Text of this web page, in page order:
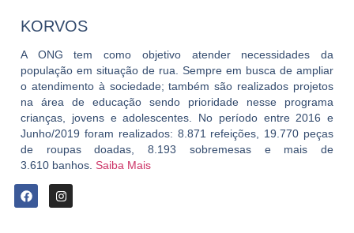
KORVOS
A ONG tem como objetivo atender necessidades da
população em situação de rua. Sempre em busca de ampliar
o atendimento à sociedade; também são realizados projetos
na área de educação sendo prioridade nesse programa
crianças, jovens e adolescentes. No período entre 2016 e
Junho/2019 foram realizados: 8.871 refeições, 19.770 peças
de roupas doadas, 8.193 sobremesas e mais de
3.610 banhos. Saiba Mais